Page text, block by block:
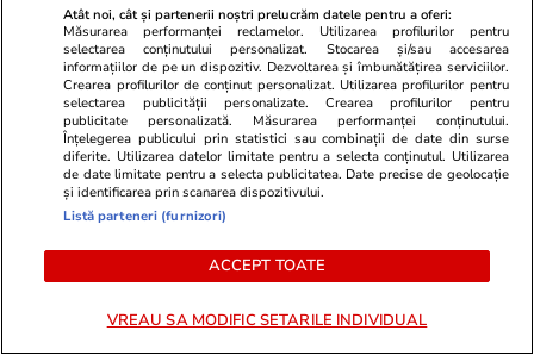
Rezultate Evaluarea Națională 2026 Prahova
Rezultate Evaluarea Națională 2026 Satu
Mare
Rezultate Evaluarea Națională 2026 Sălaj
Rezultate Evaluarea Națională 2026 Sibiu
Rezultate Evaluarea Națională 2026
Suceava
Rezultate Evaluarea Națională 2026
Atât noi, cât și partenerii noștri prelucrăm datele pentru a oferi:
Măsurarea performanței reclamelor. Utilizarea profilurilor pentru
selectarea conținutului personalizat. Stocarea și/sau accesarea
informațiilor de pe un dispozitiv. Dezvoltarea și îmbunătățirea serviciilor.
Crearea profilurilor de conținut personalizat. Utilizarea profilurilor pentru
selectarea publicității personalizate. Crearea profilurilor pentru
publicitate personalizată. Măsurarea performanței conținutului.
Înțelegerea publicului prin statistici sau combinații de date din surse
diferite. Utilizarea datelor limitate pentru a selecta conținutul. Utilizarea
de date limitate pentru a selecta publicitatea. Date precise de geolocație
și identificarea prin scanarea dispozitivului.
Listă parteneri (furnizori)
ACCEPT TOATE
VREAU SA MODIFIC SETARILE INDIVIDUAL